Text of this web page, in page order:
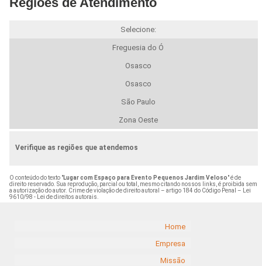
Selecione:
Freguesia do Ó
Osasco
Osasco
São Paulo
Zona Oeste
Verifique as regiões que atendemos
O conteúdo do texto "Lugar com Espaço para Evento Pequenos Jardim Veloso" é de
direito reservado. Sua reprodução, parcial ou total, mesmo citando nossos links, é proibida sem
a autorização do autor. Crime de violação de direito autoral – artigo 184 do Código Penal –
Lei
9610/98 - Lei de direitos autorais
Home
Empresa
Missão